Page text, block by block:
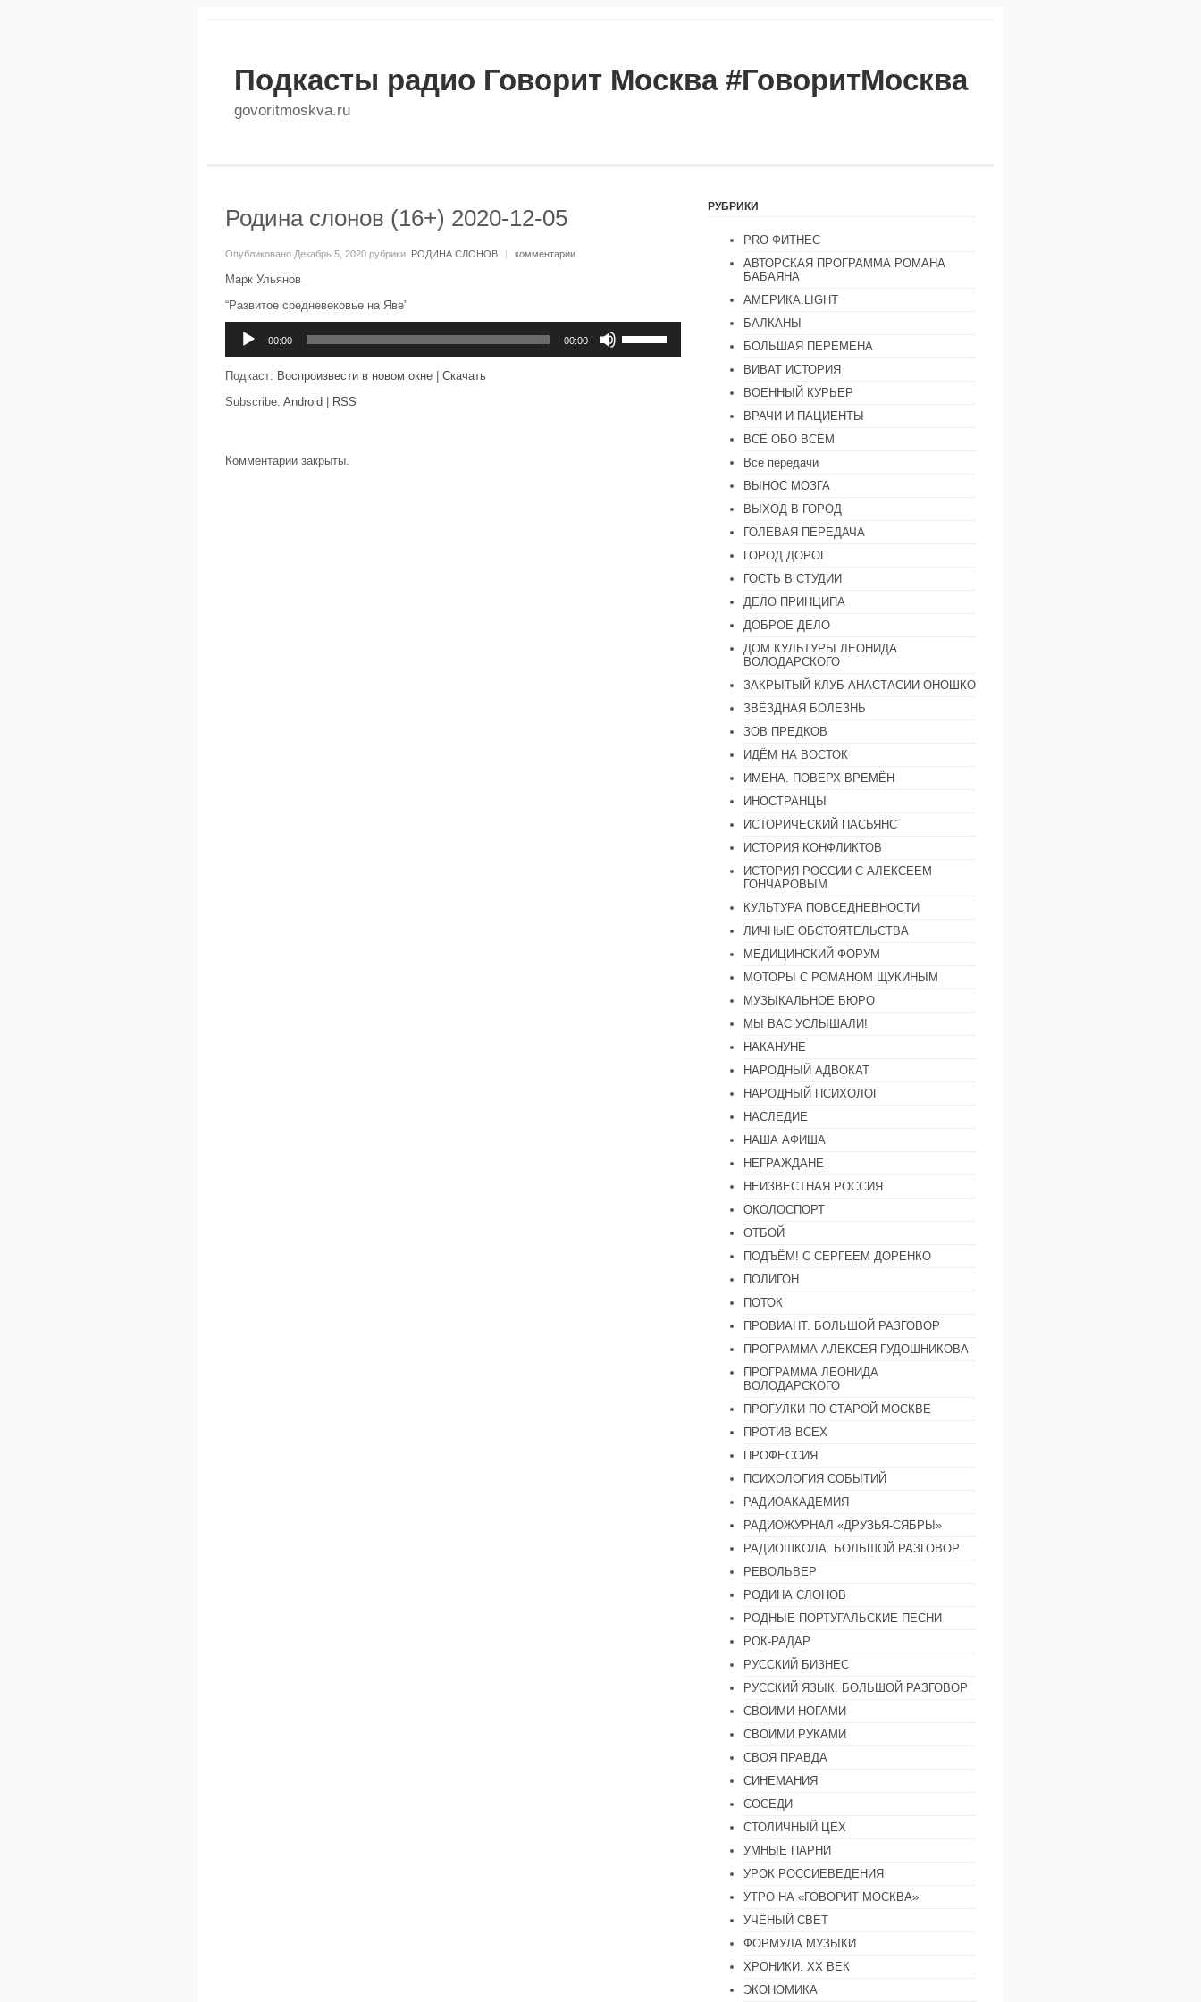
Подкасты радио Говорит Москва #ГоворитМосква
govoritmoskva.ru
Родина слонов (16+) 2020-12-05
Опубликовано Декабрь 5, 2020 рубрики: РОДИНА СЛОНОВ | комментарии
Марк Ульянов
“Развитое средневековье на Яве”
00:00 00:00
клавиши
Подкаст: Воспроизвести в новом окне
Скачать
Subscribe: Android RSS
Комментарии закрыты.
РУБРИКИ
PRO ФИТНЕС
АВТОРСКАЯ ПРОГРАММА РОМАНА
БАБАЯНА
АМЕРИКА.LIGHT
БАЛКАНЫ
БОЛЬШАЯ ПЕРЕМЕНА
ВИВАТ ИСТОРИЯ
ВОЕННЫЙ КУРЬЕР
ВРАЧИ И ПАЦИЕНТЫ
ВСЁ ОБО ВСЁМ
Все передачи
ВЫНОС МОЗГА
ВЫХОД В ГОРОД
ГОЛЕВАЯ ПЕРЕДАЧА
ГОРОД ДОРОГ
ГОСТЬ В СТУДИИ
ДЕЛО ПРИНЦИПА
ДОБРОЕ ДЕЛО
ДОМ КУЛЬТУРЫ ЛЕОНИДА
ВОЛОДАРСКОГО
ЗАКРЫТЫЙ КЛУБ АНАСТАСИИ ОНОШКО
ЗВЁЗДНАЯ БОЛЕЗНЬ
ЗОВ ПРЕДКОВ
ИДЁМ НА ВОСТОК
ИМЕНА. ПОВЕРХ ВРЕМЁН
ИНОСТРАНЦЫ
ИСТОРИЧЕСКИЙ ПАСЬЯНС
ИСТОРИЯ КОНФЛИКТОВ
ИСТОРИЯ РОССИИ С АЛЕКСЕЕМ
ГОНЧАРОВЫМ
КУЛЬТУРА ПОВСЕДНЕВНОСТИ
ЛИЧНЫЕ ОБСТОЯТЕЛЬСТВА
МЕДИЦИНСКИЙ ФОРУМ
МОТОРЫ С РОМАНОМ ЩУКИНЫМ
МУЗЫКАЛЬНОЕ БЮРО
МЫ ВАС УСЛЫШАЛИ!
НАКАНУНЕ
НАРОДНЫЙ АДВОКАТ
НАРОДНЫЙ ПСИХОЛОГ
НАСЛЕДИЕ
НАША АФИША
НЕГРАЖДАНЕ
НЕИЗВЕСТНАЯ РОССИЯ
ОКОЛОСПОРТ
ОТБОЙ
ПОДЪЁМ! С СЕРГЕЕМ ДОРЕНКО
ПОЛИГОН
ПОТОК
ПРОВИАНТ. БОЛЬШОЙ РАЗГОВОР
ПРОГРАММА АЛЕКСЕЯ ГУДОШНИКОВА
ПРОГРАММА ЛЕОНИДА
ВОЛОДАРСКОГО
ПРОГУЛКИ ПО СТАРОЙ МОСКВЕ
ПРОТИВ ВСЕХ
ПРОФЕССИЯ
ПСИХОЛОГИЯ СОБЫТИЙ
РАДИОАКАДЕМИЯ
РАДИОЖУРНАЛ «ДРУЗЬЯ-СЯБРЫ»
РАДИОШКОЛА. БОЛЬШОЙ РАЗГОВОР
РЕВОЛЬВЕР
РОДИНА СЛОНОВ
РОДНЫЕ ПОРТУГАЛЬСКИЕ ПЕСНИ
РОК-РАДАР
РУССКИЙ БИЗНЕС
РУССКИЙ ЯЗЫК. БОЛЬШОЙ РАЗГОВОР
СВОИМИ НОГАМИ
СВОИМИ РУКАМИ
СВОЯ ПРАВДА
СИНЕМАНИЯ
СОСЕДИ
СТОЛИЧНЫЙ ЦЕХ
УМНЫЕ ПАРНИ
УРОК РОССИЕВЕДЕНИЯ
УТРО НА «ГОВОРИТ МОСКВА»
УЧЁНЫЙ СВЕТ
ФОРМУЛА МУЗЫКИ
ХРОНИКИ. ХХ ВЕК
ЭКОНОМИКА